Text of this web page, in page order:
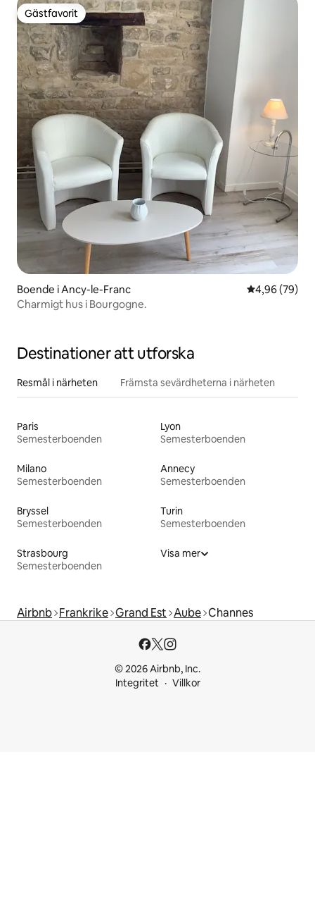
Gästfavorit
Gästfavorit
Boende i Ancy-le-Franc 4,96 av 5 i
4,96 (79)
Charmigt hus i Bourgogne.
Destinationer att utforska
Resmål i närheten Främsta sevärdheterna i närheten
Paris
Semesterboenden
Lyon
Semesterboenden
Milano
Semesterboenden
Annecy
Semesterboenden
Bryssel
Semesterboenden
Turin
Semesterboenden
Strasbourg
Semesterboenden
Visa mer
Airbnb Frankrike Grand Est Aube Channes
© 2026 Airbnb, Inc.
Integritet
Villkor